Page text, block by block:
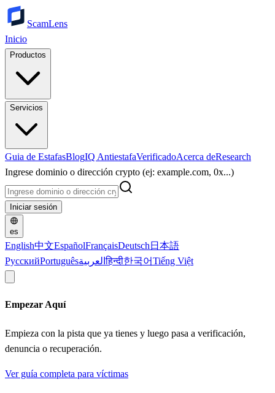
ScamLens
Inicio
Productos
Servicios
Guia de EstafasBlogIQ AntiestafaVerificadoAcerca deResearch
Ingrese dominio o dirección crypto (ej: example.com, 0x...)
Iniciar sesión
es
English中文EspañolFrançaisDeutsch 日本語
РусскийPortuguêsالعربيةहिन्दी한국어Tiếng Việt
Empezar Aquí
Empieza con la pista que ya tienes y luego pasa a verificación,
denuncia o recuperación.
Ver guía completa para víctimas